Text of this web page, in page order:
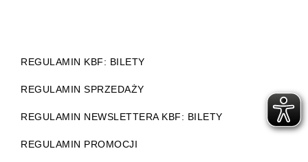
REGULAMIN KBF: BILETY
REGULAMIN SPRZEDAŻY
REGULAMIN NEWSLETTERA KBF: BILETY
REGULAMIN PROMOCJI